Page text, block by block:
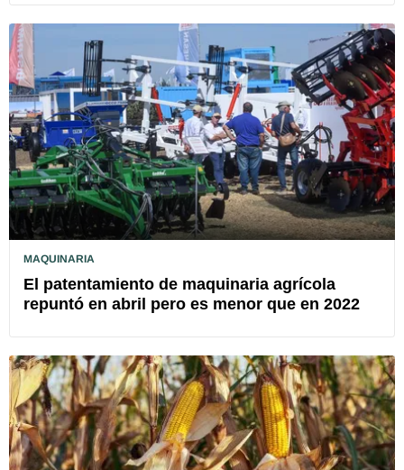
MAQUINARIA
El patentamiento de maquinaria agrícola
repuntó en abril pero es menor que en 2022